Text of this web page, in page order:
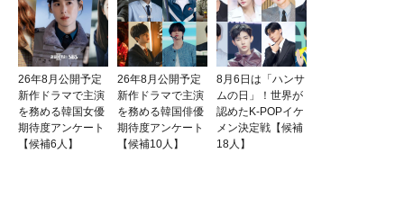
26年8月公開予定
新作ドラマで主演
を務める韓国女優
期待度アンケート
【候補6人】
26年8月公開予定
新作ドラマで主演
を務める韓国俳優
期待度アンケート
【候補10人】
8月6日は「ハンサ
ムの日」！世界が
認めたK-POPイケ
メン決定戦【候補
18人】